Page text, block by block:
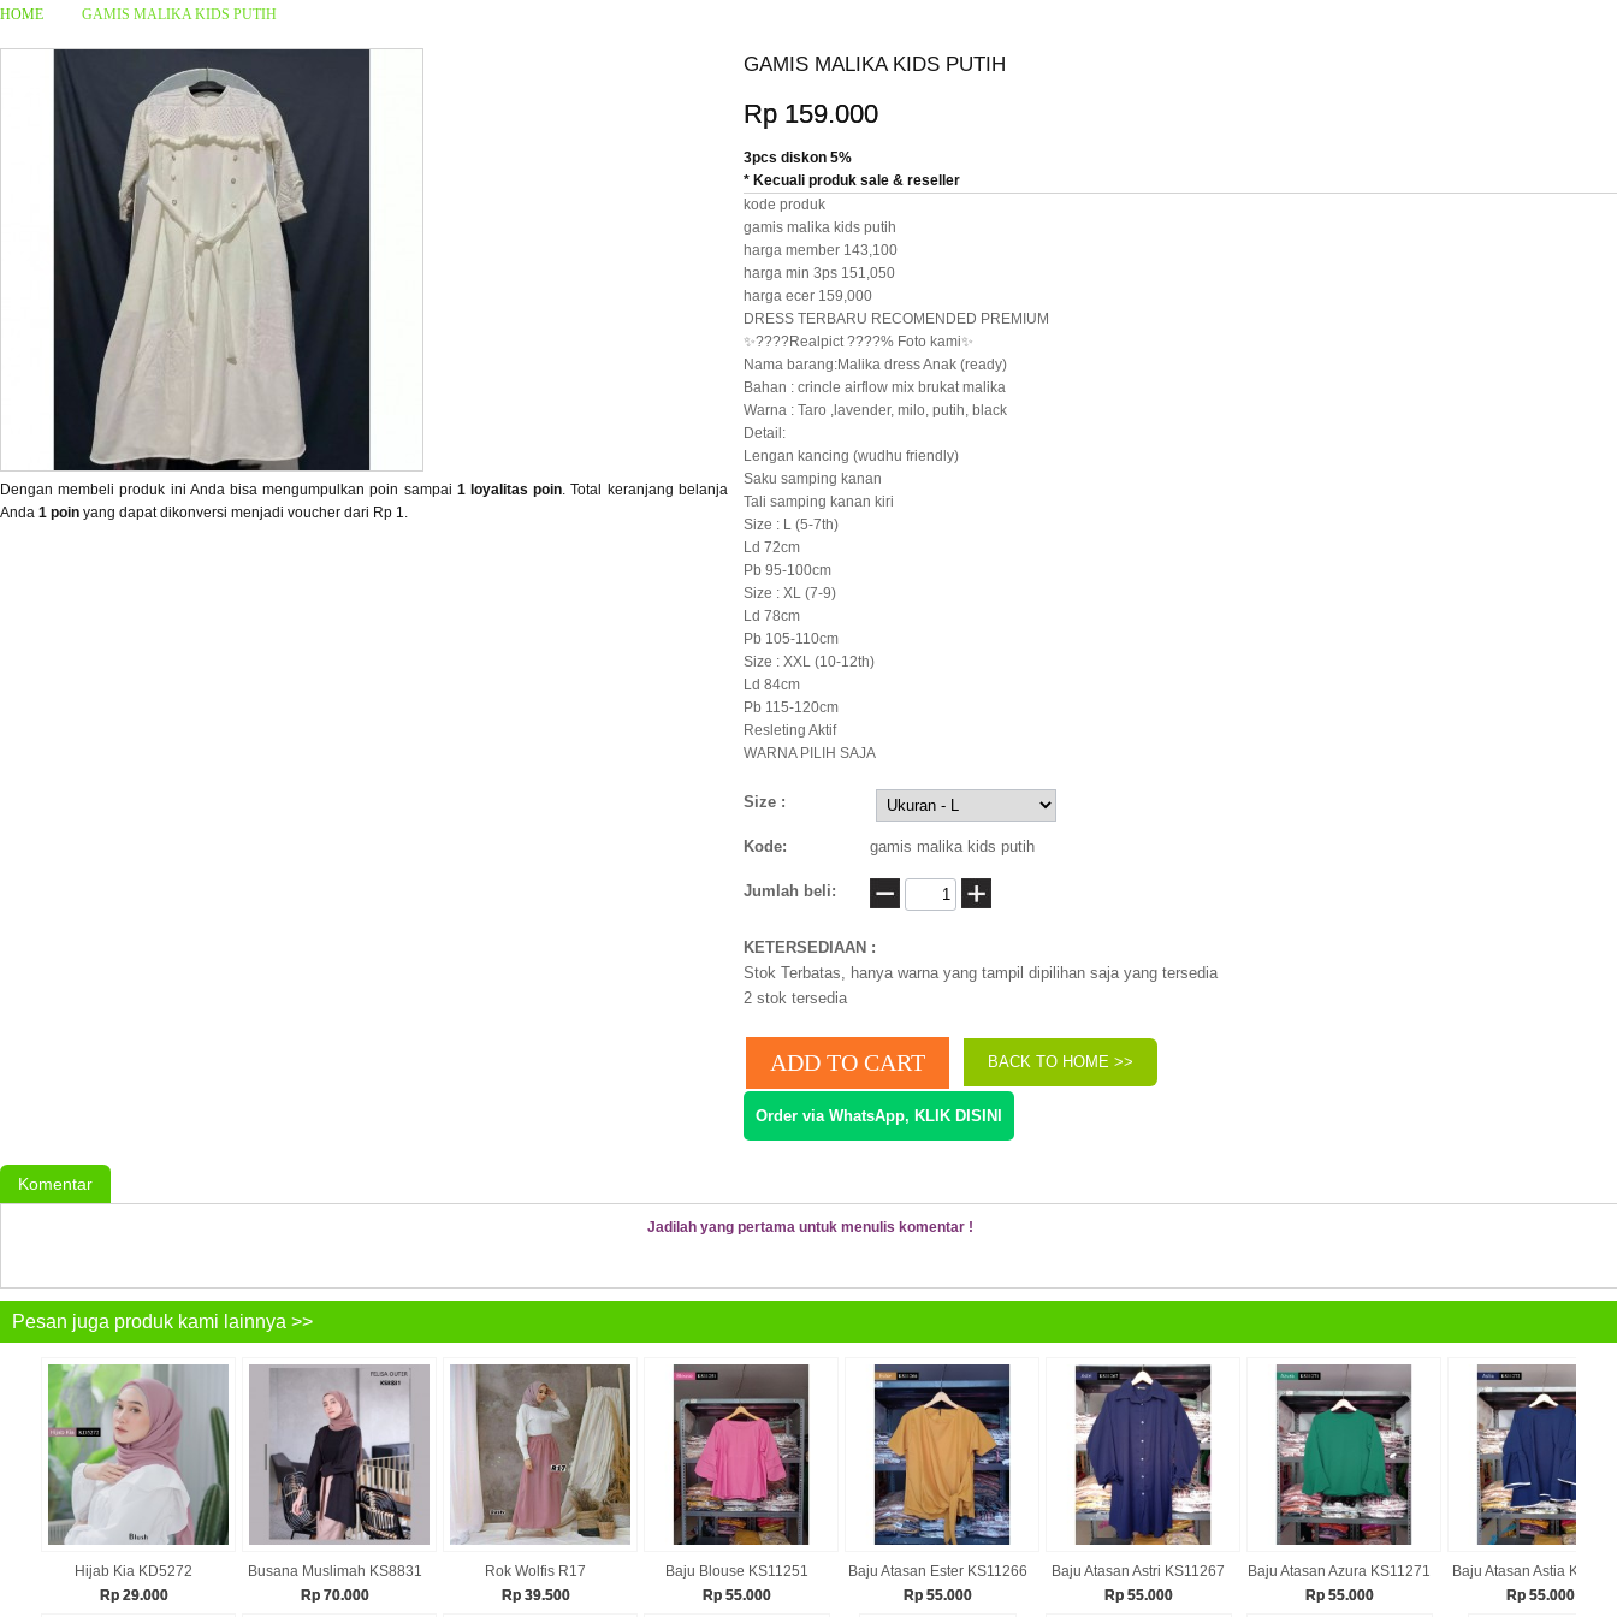
HOME GAMIS MALIKA KIDS PUTIH
Dengan membeli produk ini Anda bisa mengumpulkan poin sampai 1loyalitas poin. Total keranjang belanja
Anda 1 poin yang dapat dikonversi menjadi voucher dari Rp 1.
GAMIS MALIKA KIDS PUTIH
Rp 159.000
3pcs diskon 5%
* Kecuali produk sale & reseller
kode produk
gamis malika kids putih
harga member 143,100
harga min 3ps 151,050
harga ecer 159,000
DRESS TERBARU RECOMENDED PREMIUM
✨????Realpict ????% Foto kami✨
Nama barang:Malika dress Anak (ready)
Bahan : crincle airflow mix brukat malika
Warna : Taro ,lavender, milo, putih, black
Detail:
Lengan kancing (wudhu friendly)
Saku samping kanan
Tali samping kanan kiri
Size : L (5-7th)
Ld 72cm
Pb 95-100cm
Size : XL (7-9)
Ld 78cm
Pb 105-110cm
Size : XXL (10-12th)
Ld 84cm
Pb 115-120cm
Resleting Aktif
WARNA PILIH SAJA
Size :
Kode: gamis malika kids putih
Jumlah beli:
KETERSEDIAAN :
Stok Terbatas, hanya warna yang tampil dipilihan saja yang tersedia
2 stok tersedia
BACK TO HOME >>
Order via WhatsApp, KLIK DISINI
Komentar
Jadilah yang pertama untuk menulis komentar !
Pesan juga produk kami lainnya >>
Hijab Kia KD5272
Rp 29.000
Busana Muslimah KS8831
Rp 70.000
Rok Wolfis R17
Rp 39.500
Baju Blouse KS11251
Rp 55.000
Baju Atasan Ester KS11266
Rp 55.000
Baju Atasan Astri KS11267
Rp 55.000
Baju Atasan Azura KS11271
Rp 55.000
Baju Atasan Astia
Rp 55.000